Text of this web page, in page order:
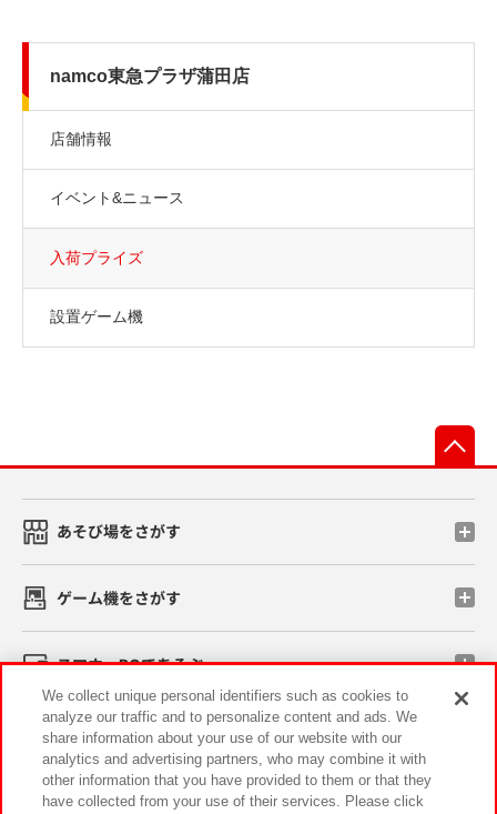
namco東急プラザ蒲田店
店舗情報
イベント&ニュース
入荷プライズ
設置ゲーム機
あそび場をさがす
ゲーム機をさがす
スマホ・PCであそぶ
イベント・キャンペーン
We collect unique personal identifiers such as cookies to
analyze our traffic and to personalize content and ads. We
share information about your use of our website with our
analytics and advertising partners, who may combine it with
other information that you have provided to them or that they
have collected from your use of their services. Please click